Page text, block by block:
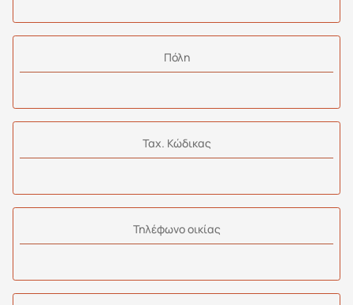
Πόλη
Ταχ. Κώδικας
Τηλέφωνο οικίας